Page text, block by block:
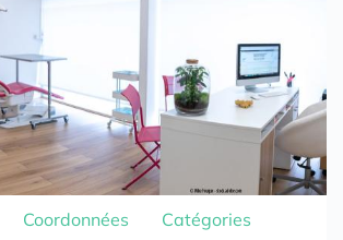
Coordonnées Catégories